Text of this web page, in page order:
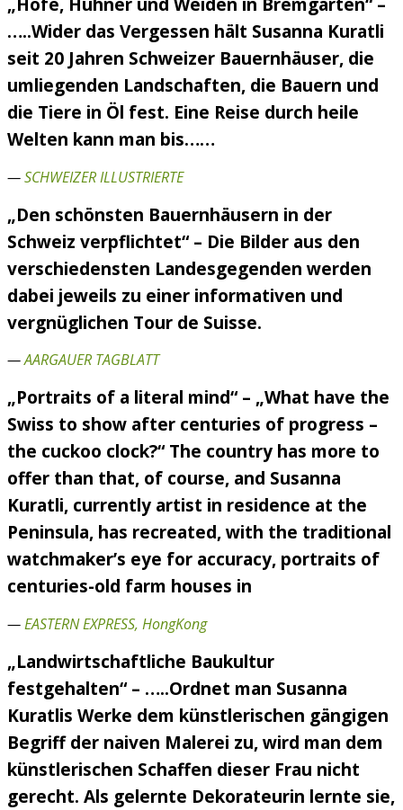
…..Wider das Vergessen hält Susanna Kuratli
seit 20 Jahren Schweizer Bauernhäuser, die
umliegenden Landschaften, die Bauern und
die Tiere in Öl fest. Eine Reise durch heile
Welten kann man bis……
—SCHWEIZER ILLUSTRIERTE
„Den schönsten Bauernhäusern in der
Schweiz verpflichtet“ – Die Bilder aus den
verschiedensten Landesgegenden werden
dabei jeweils zu einer informativen und
vergnüglichen Tour de Suisse.
—AARGAUER TAGBLATT
„Portraits of a literal mind“ – „What have the
Swiss to show after centuries of progress –
the cuckoo clock?“ The country has more to
offer than that, of course, and Susanna
Kuratli, currently artist in residence at the
Peninsula, has recreated, with the traditional
watchmaker’s eye for accuracy, portraits of
centuries-old farm houses in
—EASTERN EXPRESS, HongKong
„Landwirtschaftliche Baukultur
festgehalten“ – …..Ordnet man Susanna
Kuratlis Werke dem künstlerischen gängigen
Begriff der naiven Malerei zu, wird man dem
künstlerischen Schaffen dieser Frau nicht
gerecht. Als gelernte Dekorateurin lernte sie,